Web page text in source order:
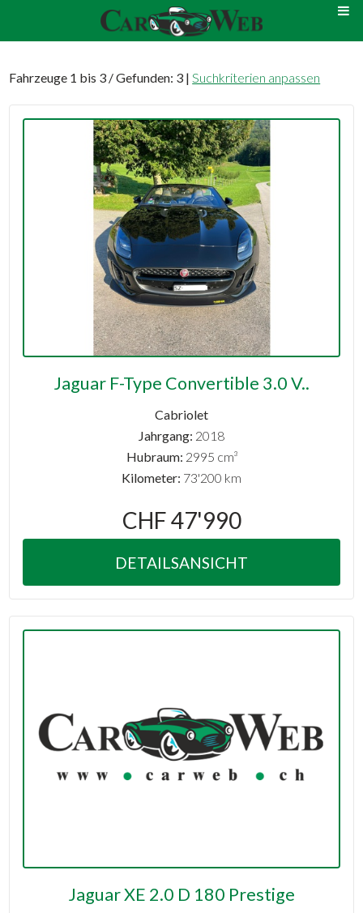
Fahrzeuge 1 bis 3 / Gefunden: 3 |Suchkriterien anpassen
Jaguar F-Type Convertible 3.0 V..
Cabriolet
Jahrgang: 2018
Hubraum: 2995 cm³
Kilometer: 73'200 km
CHF 47'990
DETAILSANSICHT
Jaguar XE 2.0 D 180 Prestige